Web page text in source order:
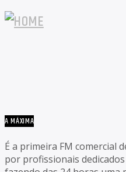
A MÁXIMA
É a primeira FM comercial
por profissionais